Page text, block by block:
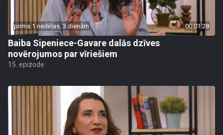
pirms 1 nedēļas, 3 dienām 00:01:28
Baiba Sipeniece-Gavare dalās dzīves
novērojumos par vīriešiem
15. epizode